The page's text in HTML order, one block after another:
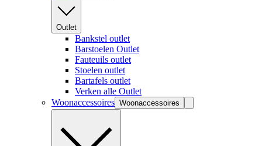
Outlet
Bankstel outlet
Barstoelen Outlet
Fauteuils outlet
Stoelen outlet
Bartafels outlet
Verken alle Outlet
Woonaccessoires Woonaccessoires